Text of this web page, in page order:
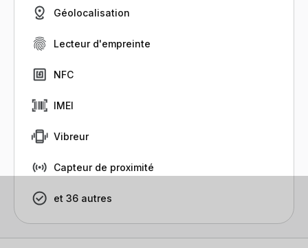
Géolocalisation
Lecteur d'empreinte
NFC
IMEI
Vibreur
Capteur de proximité
et 36 autres